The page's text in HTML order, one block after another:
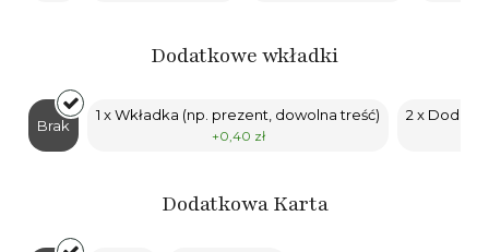
Dodatkowe wkładki
Brak
1 x Wkładka (np. prezent, dowolna treść)
+0,40 zł
2 x
Dodatkowa Karta